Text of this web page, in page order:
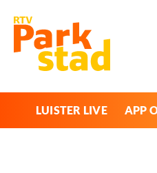
LUISTER LIVE APP